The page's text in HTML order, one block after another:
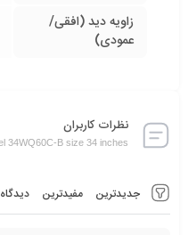
زاویه دید (افقی/
عمودی)
نظرات کاربران
34WQ60C-B size 34 inches
جدیدترین مفیدترین